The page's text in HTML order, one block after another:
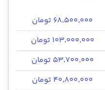
۶۸٬۵۰۰٬۰۰۰ تومان
۱۰۳٬۰۰۰٬۰۰۰ تومان
۵۳٬۷۰۰٬۰۰۰ تومان
۴۰٬۸۰۰٬۰۰۰ تومان